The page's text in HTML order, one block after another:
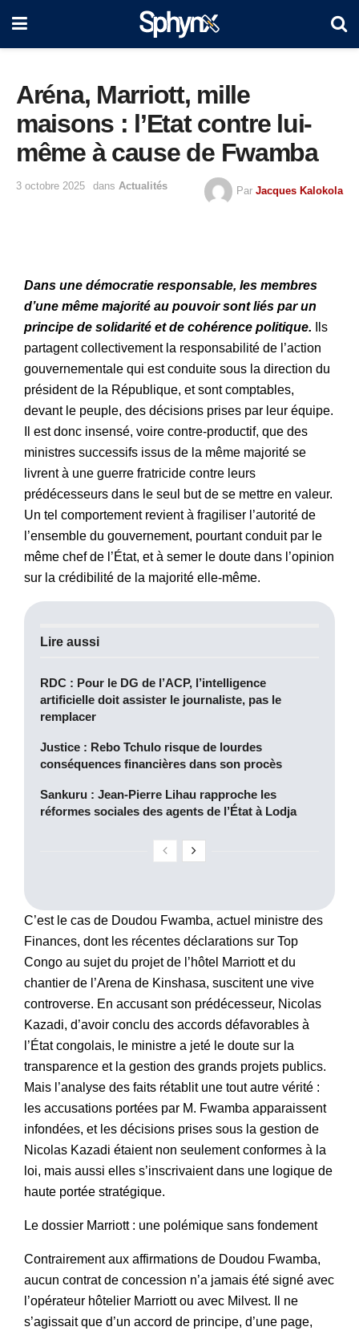
Aréna, Marriott, mille
maisons : l’Etat contre lui-
même à cause de Fwamba
3 octobre 2025 dans Actualités Par Jacques Kalokola
Dans une démocratie responsable, les membres
d’une même majorité au pouvoir sont liés par un
principe de solidarité et de cohérence politique.
Ils
partagent collectivement la responsabilité de l’action
gouvernementale qui est conduite sous la direction du
président de la République, et sont comptables,
devant le peuple, des décisions prises par leur équipe.
Il est donc insensé, voire contre-productif, que des
ministres successifs issus de la même majorité se
livrent à une guerre fratricide contre leurs
prédécesseurs dans le seul but de se mettre en valeur.
Un tel comportement revient à fragiliser l’autorité de
l’ensemble du gouvernement, pourtant conduit par le
même chef de l’État, et à semer le doute dans l’opinion
sur la crédibilité de la majorité elle-même.
Lire aussi
RDC : Pour le DG de l’ACP, l’intelligence
artificielle doit assister le journaliste, pas le
remplacer
Justice : Rebo Tchulo risque de lourdes
conséquences financières dans son procès
Sankuru : Jean-Pierre Lihau rapproche les
réformes sociales des agents de l’État à Lodja
C’est le cas de Doudou Fwamba, actuel ministre des
Finances, dont les récentes déclarations sur Top
Congo au sujet du projet de l’hôtel Marriott et du
chantier de l’Arena de Kinshasa, suscitent une vive
controverse. En accusant son prédécesseur, Nicolas
Kazadi, d’avoir conclu des accords défavorables à
l’État congolais, le ministre a jeté le doute sur la
transparence et la gestion des grands projets publics.
Mais l’analyse des faits rétablit une tout autre vérité :
les accusations portées par M. Fwamba apparaissent
infondées, et les décisions prises sous la gestion de
Nicolas Kazadi étaient non seulement conformes à la
loi, mais aussi elles s’inscrivaient dans une logique de
haute portée stratégique.
Le dossier Marriott : une polémique sans fondement
Contrairement aux affirmations de Doudou Fwamba,
aucun contrat de concession n’a jamais été signé avec
l’opérateur hôtelier Marriott ou avec Milvest. Il ne
s’agissait que d’un accord de principe, d’une page,